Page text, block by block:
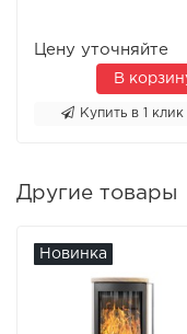
Цену уточняйте
В
Купить в 1 клик
Другие товары
Новинка